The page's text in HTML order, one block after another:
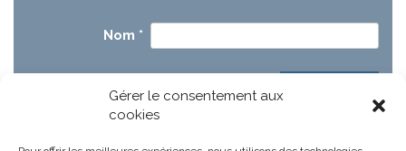
Gérer le consentement aux
cookies
Nom *